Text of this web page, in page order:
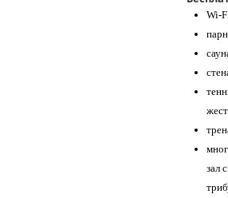
Wi-
зал